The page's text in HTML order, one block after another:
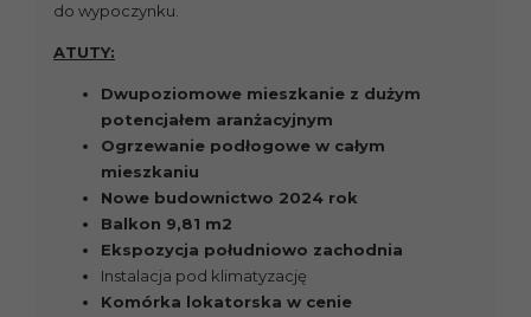
do wypoczynku.
ATUTY:
Dwupoziomowe mieszkanie z dużym
potencjałem aranżacyjnym
Ogrzewanie podłogowe w całym
mieszkaniu
Nowe budownictwo 2024 rok
Balkon 9,81 m2
Ekspozycja południowo zachodnia
Instalacja pod klimatyzację
Komórka lokatorska w cenie